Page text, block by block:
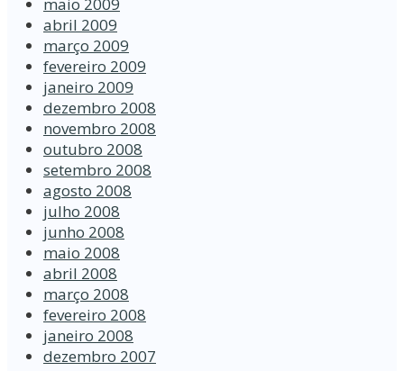
abril 2009
março 2009
fevereiro 2009
janeiro 2009
dezembro 2008
novembro 2008
outubro 2008
setembro 2008
agosto 2008
julho 2008
junho 2008
maio 2008
abril 2008
março 2008
fevereiro 2008
janeiro 2008
dezembro 2007